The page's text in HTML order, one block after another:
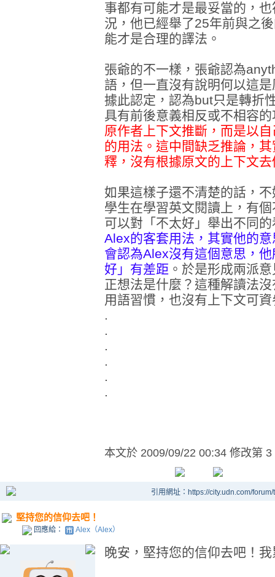
事都有可能才是最妥當的，
況，他已經舉了25年前與之
能才是合理的譯法。
張爺的不一樣，張爺認為
語，但一直沒有說明何以這
據此認定，認為but只是轉折
具有前後意義相反或不相容
原作者上下文推斷，而是以
的用法。這中間缺乏推論，
釋，沒有根據原文的上下文
如果這樣子還不清楚的話，
學生在學習英文閱讀上，有
可以對「不太好」舉出不同
Alex的客套用法，其實他的
會認為Alex沒有這個意思，
好」有差距 。於是形成兩派
正想法是什麼？這種解讀法
用語習慣，也沒有上下文可
.
.
.
.
.
.
本文於 2009/09/22 00:34 修改第 3
引用網址：https://city.udn.com/
堅持您的信仰去吧！
回應給： Alex（Alex）
晚安，堅持您的信仰去吧！